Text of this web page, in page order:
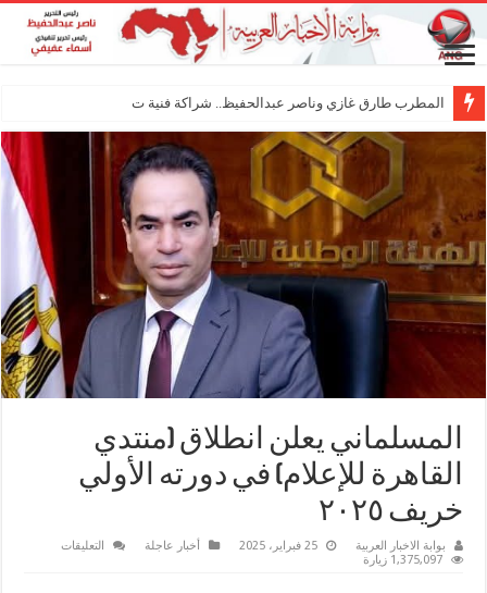
المطرب طارق غازي وناصر عبدالحفيظ.. شراكة فنية ترسم ملامح
المسلماني يعلن انطلاق (منتدي
القاهرة للإعلام) في دورته الأولي
خريف ٢٠٢٥
بوابة الاخبار العربية 25 فبراير، 2025 أخبار عاجلة التعليقات
1,375,097 زيارة